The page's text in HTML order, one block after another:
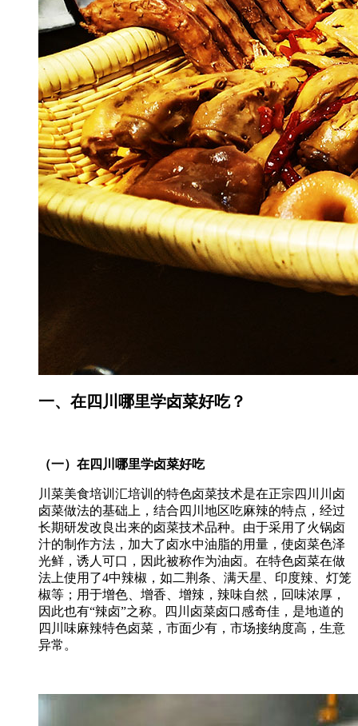
一、在四川哪里学卤菜好吃？
（一）在四川哪里学卤菜好吃
川菜美食培训汇培训的特色卤菜技术是在正宗四川川卤
卤菜做法的基础上，结合四川地区吃麻辣的特点，经过
长期研发改良出来的卤菜技术品种。由于采用了火锅卤
汁的制作方法，加大了卤水中油脂的用量，使卤菜色泽
光鲜，诱人可口，因此被称作为油卤。在特色卤菜在做
法上使用了4中辣椒，如二荆条、满天星、印度辣、灯笼
椒等；用于增色、增香、增辣，辣味自然，回味浓厚，
因此也有“辣卤”之称。四川卤菜卤口感奇佳，是地道的
四川味麻辣特色卤菜，市面少有，市场接纳度高，生意
异常。